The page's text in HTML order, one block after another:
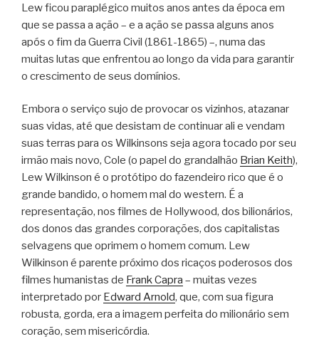
Lew ficou paraplégico muitos anos antes da época em
que se passa a ação – e a ação se passa alguns anos
após o fim da Guerra Civil (1861-1865) –, numa das
muitas lutas que enfrentou ao longo da vida para garantir
o crescimento de seus domínios.
Embora o serviço sujo de provocar os vizinhos, atazanar
suas vidas, até que desistam de continuar ali e vendam
suas terras para os Wilkinsons seja agora tocado por seu
irmão mais novo, Cole (o papel do grandalhão Brian Keith),
Lew Wilkinson é o protótipo do fazendeiro rico que é o
grande bandido, o homem mal do western. É a
representação, nos filmes de Hollywood, dos bilionários,
dos donos das grandes corporações, dos capitalistas
selvagens que oprimem o homem comum. Lew
Wilkinson é parente próximo dos ricaços poderosos dos
filmes humanistas de Frank Capra – muitas vezes
interpretado por Edward Arnold, que, com sua figura
robusta, gorda, era a imagem perfeita do milionário sem
coração, sem misericórdia.